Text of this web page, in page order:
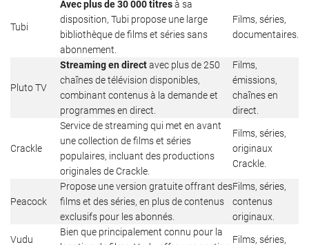
Tubi
Avec plus de 30 000 titresà sa
disposition, Tubi propose une large
bibliothèque de films et séries sans
abonnement.
Films, séries,
documentaires.
Pluto TV
Streaming en directavec plus de 250
chaînes de télévision disponibles,
combinant contenus à la demande et
programmes en direct.
Films,
émissions,
chaînes en
direct.
Crackle
Service de streaming qui met en avant
une collection de films et séries
populaires, incluant des productions
originales de Crackle.
Films, séries,
originaux
Crackle.
Peacock
Propose une version gratuite offrant des
films et des séries, en plus de contenus
exclusifs pour les abonnés.
Films, séries,
contenus
originaux.
Vudu
Bien que principalement connu pour la
Films, séries,